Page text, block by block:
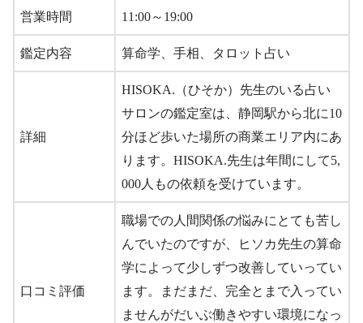
営業時間 11:00～19:00
鑑定内容 算命学、手相、タロット占い
詳細
HISOKA.（ひそか）先生のいる占い
サロンの鑑定室は、静岡駅から北に10
分ほど歩いた場所の商業エリア内にあ
ります。HISOKA.先生は年間にして5,
000人もの依頼を受けています。
口コミ評価
職場での人間関係の悩みにとても苦し
んでいたのですが、ヒソカ先生の算命
学によって少しずつ改善していってい
ます。まだまだ、完全とまで入ってい
ませんがだいぶ働きやすい環境になっ